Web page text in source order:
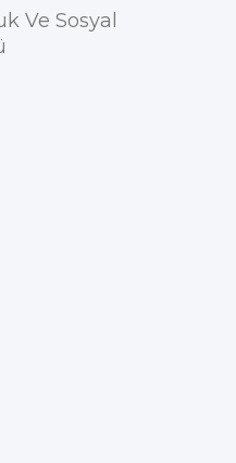
Ve Sosyal